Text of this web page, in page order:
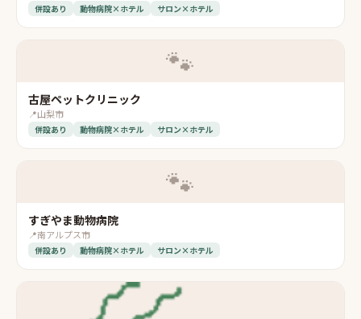
併設あり 動物病院×ホテル サロン×ホテル
🐾
古屋ペットクリニック
📍山梨市
併設あり 動物病院×ホテル サロン×ホテル
🐾
すぎやま動物病院
📍南アルプス市
併設あり 動物病院×ホテル サロン×ホテル